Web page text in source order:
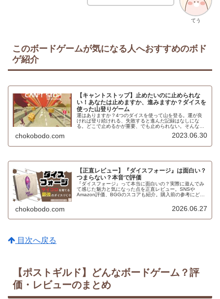
てう
このボードゲームが気になる人へおすすめのボド
ゲ紹介
【キャントストップ】止めたいのに止められな
い！あなたは止めますか、進みますか？ダイスを
使った山登りゲーム
運はありますか？4つのダイスを使って山を登る。運が良
ければ登り続けれる、失敗すると進んだ記録はなしにな
る。どこで止めるかが重要、でも止められない。そんなゲ
chokobodo.com 2023.06.30
【正直レビュー】『ダイスフォージ』は面白い？
つまらない？本音で評価
『ダイスフォージ』って本当に面白いの？実際に遊んでみ
て感じた魅力と気になった点を正直レビュー。SNSや
Amazon評価、BGGのスコアも紹介。購入前の参考にどう
chokobodo.com 2026.06.27
目次へ戻る
【ポストギルド】どんなボードゲーム？評
価・レビューのまとめ